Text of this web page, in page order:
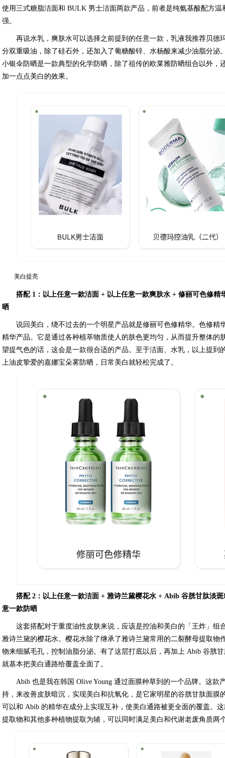
使用三式糖脂洁面和 BULK 男士洁面两款产品，前者是纯氨基酸配方
强。
再说水乳，爽肤水可以选择之前提到的任意一款，乳液我推荐贝德
分双重吸油，除了硅石外，还加入了葡糖酸锌、水杨酸来减少油脂分泌
小银伞防晒是一款典型的化学防晒，除了祖传的欧莱雅防晒组合以外，
加一点点美白的效果。
美白提亮
搭配 1：以上任意一款洁面 + 以上任意一款爽肤水 + 修丽可色修
晒
说回美白，绕不过去的一个明星产品就是修丽可色修精华。色修精
精华产品。它是通过各种植萃物质使人的肤色更均匀，从而提升整体的
望提气色的话，这会是一款很合适的产品。至于洁面、水乳，以上提到
上油皮挚爱的嘉娜宝朵雾防晒，日常美白就轻松完成了。
搭配 2：以上任意一款洁面 + 雅诗兰黛樱花水 + Abib 谷胱甘肽淡
意一款防晒
这套搭配对于重度油性皮肤来说，应该是控油和美白的「王炸」组
雅诗兰黛的樱花水。樱花水除了继承了雅诗兰黛常用的二裂酵母提取物
物来细腻毛孔，控制油脂分泌。有了这层打底以后，再加上 Abib 谷胱
就基本把美白通路给覆盖全面了。
Abib 也是我在韩国 Olive Young 通过面膜种草到的一个品牌。这
持，来改善皮肤暗沉，实现美白和抗氧化，是它家明星的谷胱甘肽面膜
可以和 Abib 的精华在成分上实现互补，使美白通路被更全面的覆盖。
提取物和其他多种植物提取为辅，可以同时满足美白和代谢老废角质两